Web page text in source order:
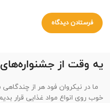
یه وقت از
ما در نیکروان فود هر از
خوب روی انواع مواد غذایی قرار